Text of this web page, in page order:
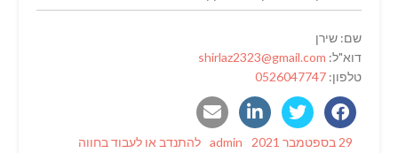
שם: שירן
דוא"ל: shirlaz2323@gmail.com
טלפון: 0526047747
Posted
29 בספטמבר 2021 Author
admin
Categories
להתנדב או לעבוד בחווה